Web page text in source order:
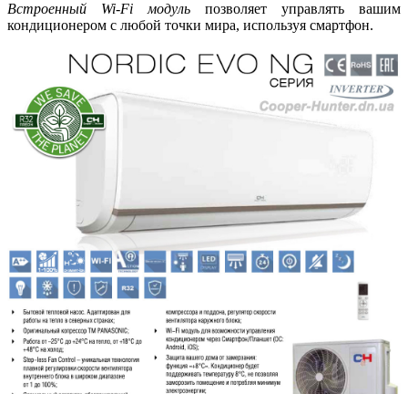
Встроенный Wi-Fi модуль позволяет управлять вашим
кондиционером с любой точки мира, используя смартфон.